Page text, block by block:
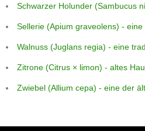
Schwarzer Holunder (Sambucus
Sellerie (Apium graveolens) -
Walnuss (Juglans regia) - eine
Zitrone (Citrus × limon) - altes
Zwiebel (Allium cepa) - eine der